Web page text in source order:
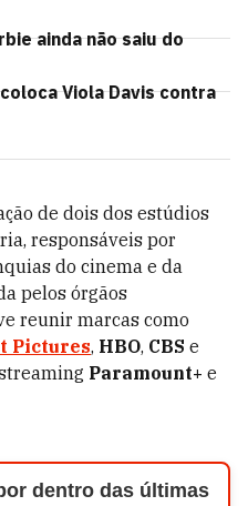
ainda não saiu do
Viola Davis contra
de dois dos estúdios
responsáveis por
do cinema e da
pelos órgãos
reunir marcas como
Pictures, HBO, CBS e
Paramount+ e
dentro das últimas